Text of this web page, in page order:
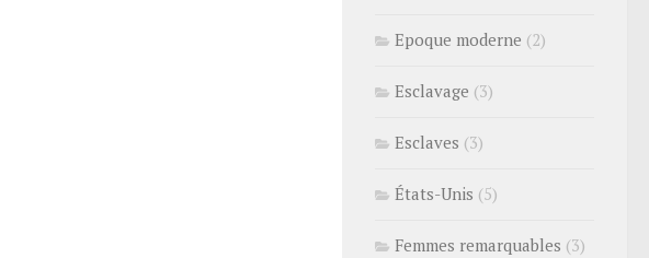
Epoque moderne (2)
Esclavage (3)
Esclaves (3)
États-Unis (5)
Femmes remarquables (3)